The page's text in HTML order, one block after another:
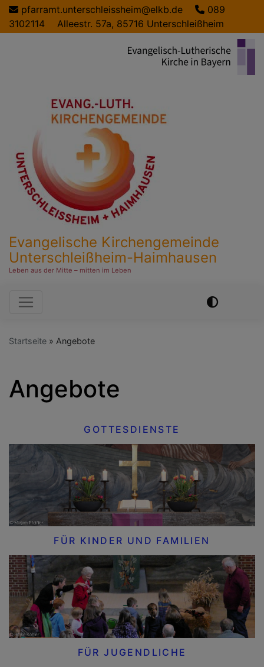
Direkt
zum
Inhalt
pfarramt.unterschleissheim@elkb.de
089
3102114
Alleestr. 57a, 85716 Unterschleißheim
Evangelische Kirchengemeinde
Unterschleißheim-Haimhausen
Leben aus der Mitte – mitten im Leben
Hauptnavigation
Startseite Angebote
Angebote
GOTTESDIENSTE
FÜR KINDER UND FAMILIEN
FÜR JUGENDLICHE